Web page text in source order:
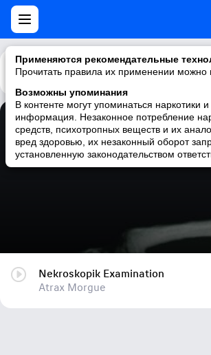
Применяются рекомендательные
Прочитать правила их применении можно
Возможны упоминания
В контенте могут упоминаться наркотики
информация. Незаконное потребление
средств, психотропных веществ и их
вред здоровью, их незаконный оборот
установленную законодательством
Каталог Рекомендации
Nekroskopik Examination
Atrax Morgue
Nekroskopik Examination
Atrax Morgue